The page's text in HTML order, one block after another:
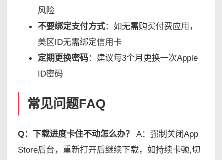
风险
不要绑定支付方式：如无需购买付费应用，
美区ID无需绑定信用卡
定期更换密码：建议每3个月更换一次Apple
ID密码
常见问题FAQ
Q：下载进度卡住不动怎么办？
A：强制关闭App
Store后台，重新打开后继续下载，如持续卡顿,切